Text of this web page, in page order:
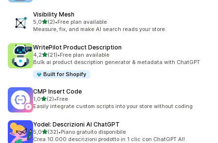
Visibility Mesh
5,0stelle su 5
(2)
2 recensioni totali
•Free plan available
Measure, fix, and make AI search reads your store.
WritePilot Product Description
4,2stelle su 5
(21)
21 recensioni totali
•Free plan available
Bulk ai product description generator & metadata with ChatGPT
Built for Shopify
CMP Insert Code
1,0stelle su 5
(2)
2 recensioni totali
•Free
Easily integrate custom scripts into your store without coding
Yodel: Descrizioni AI ChatGPT
5,0stelle su 5
(32)
32 recensioni totali
•Piano gratuito disponibile
Crea 10.000 descrizioni prodotto in 1 clic con ChatGPT AI!